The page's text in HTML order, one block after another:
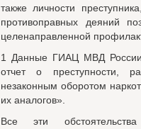
также личности
противоправных деяний
целенаправленной
1 Данные ГИАЦ МВД
отчет о преступности,
незаконным оборотом
их аналогов».
Все эти